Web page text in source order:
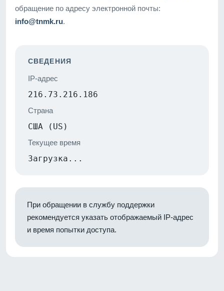
обращение по адресу электронной почты:
info@tnmk.ru.
СВЕДЕНИЯ
IP-адрес
216.73.216.186
Страна
США (US)
Текущее время
Загрузка...
При обращении в службу поддержки
рекомендуется указать отображаемый IP-адрес
и время попытки доступа.